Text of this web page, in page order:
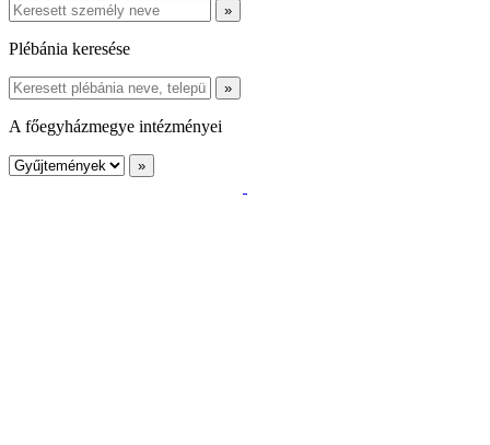
Plébánia keresése
A főegyházmegye intézményei